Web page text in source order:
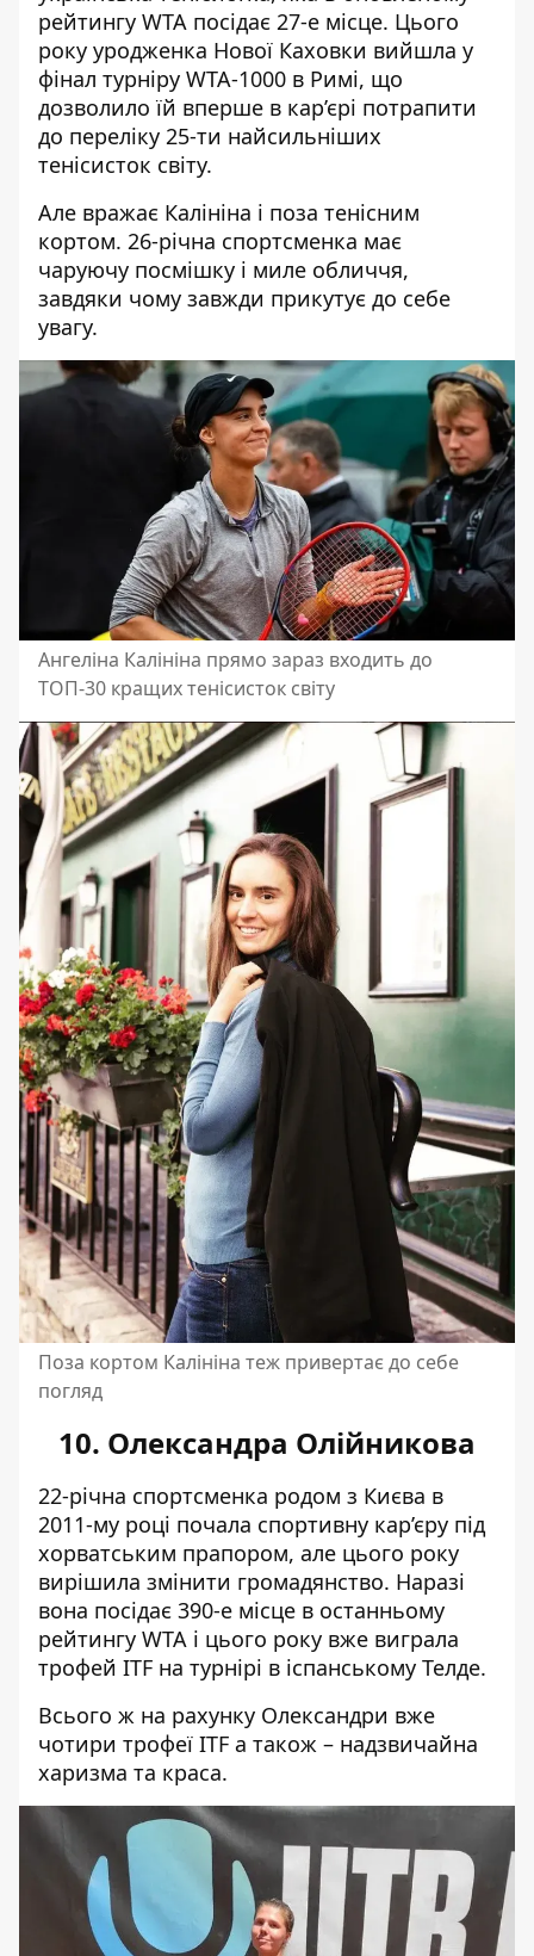
рейтингу WTA посідає 27-е місце. Цього
року уродженка Нової Каховки вийшла у
фінал турніру WTA-1000 в Римі, що
дозволило їй вперше в кар’єрі потрапити
до переліку 25-ти найсильніших
тенісисток світу.
Але вражає Калініна і поза тенісним
кортом. 26-річна спортсменка має
чаруючу посмішку і миле обличчя,
завдяки чому завжди прикутує до себе
увагу.
Ангеліна Калініна прямо зараз входить до
ТОП-30 кращих тенісисток світу
Поза кортом Калініна теж привертає до себе
погляд
10. Олександра Олійникова
22-річна спортсменка родом з Києва в
2011-му році почала спортивну кар’єру під
хорватським прапором, але цього року
вирішила змінити громадянство. Наразі
вона посідає 390-е місце в останньому
рейтингу WTA і цього року вже виграла
трофей ITF на турнірі в іспанському Телде.
Всього ж на рахунку Олександри вже
чотири трофеї ITF а також – надзвичайна
харизма та краса.